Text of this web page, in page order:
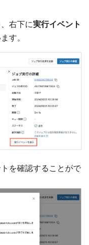
右下に実行イベント
す。
を確認することがで